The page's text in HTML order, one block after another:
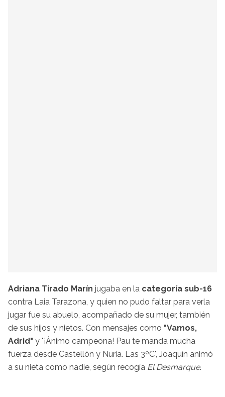
Adriana Tirado Marín jugaba en la categoría sub-16
contra Laia Tarazona, y quien no pudo faltar para verla
jugar fue su abuelo, acompañado de su mujer, también
de sus hijos y nietos. Con mensajes como "Vamos,
Adrid" y "¡Ánimo campeona! Pau te manda mucha
fuerza desde Castellón y Nuria. Las 3ºC", Joaquín animó
a su nieta como nadie, según recogía El Desmarque.